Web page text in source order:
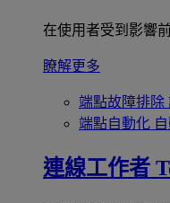
在使用者受到影響
瞭解更多
端點故障排除
端點自動化
連線工作者